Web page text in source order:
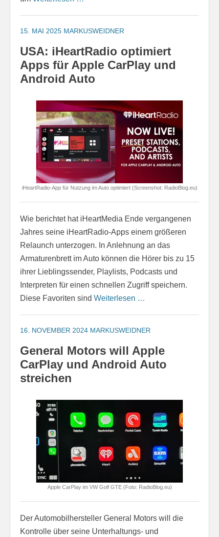
15. MAI 2025 MARKUSWEIDNER
USA: iHeartRadio optimiert
Apps für Apple CarPlay und
Android Auto
iHeartRadio-App für Nutzung im Auto optimiert (Screenshot: RadioBlog.eu)
Wie berichtet hat iHeartMedia Ende vergangenen
Jahres seine iHeartRadio-Apps einem größeren
Relaunch unterzogen. In Anlehnung an das
Armaturenbrett im Auto können die Hörer bis zu 15
ihrer Lieblingssender, Playlists, Podcasts und
Interpreten für einen schnellen Zugriff speichern.
Diese Favoriten sind Weiterlesen …
16. NOVEMBER 2024 MARKUSWEIDNER
General Motors will Apple
CarPlay und Android Auto
streichen
Apple CarPlay im VW Golf GTE (Foto: RadioBlog.eu)
Der Automobilhersteller General Motors will die
Kontrolle über seine Unterhaltungs- und